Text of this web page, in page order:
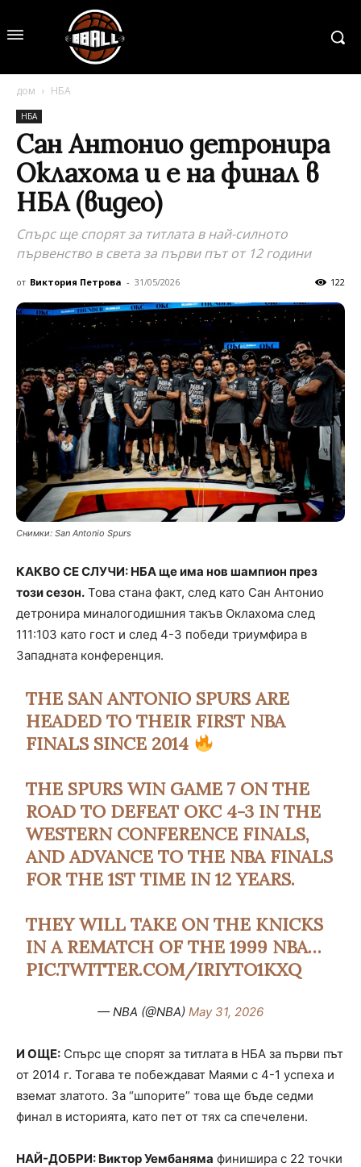
дом НБА
НБА
Сан Антонио детронира
Оклахома и е на финал в
НБА (видео)
Спърс ще спорят за титлата в най-силното
първенство в света за първи път от 12 години
от Виктория Петрова - 31/05/2026 122
Снимки: San Antonio Spurs
КАКВО СЕ СЛУЧИ: НБА ще има нов шампион през
този сезон. Това стана факт, след като Сан Антонио
детронира миналогодишния такъв Оклахома след
111:103 като гост и след 4-3 победи триумфира в
Западната конференция.
THE SAN ANTONIO SPURS ARE
HEADED TO THEIR FIRST NBA
FINALS SINCE 2014
THE SPURS WIN GAME 7 ON THE
ROAD TO DEFEAT OKC 4-3 IN THE
WESTERN CONFERENCE FINALS,
AND ADVANCE TO THE NBA FINALS
FOR THE 1ST TIME IN 12 YEARS.
THEY WILL TAKE ON THE KNICKS
IN A REMATCH OF THE 1999 NBA…
PIC.TWITTER.COM/IRIYTO1KXQ
— NBA (@NBA) May 31, 2026
И ОЩЕ: Спърс ще спорят за титлата в НБА за първи път
от 2014 г. Тогава те побеждават Маями с 4-1 успеха и
вземат златото. За “шпорите” това ще бъде седми
финал в историята, като пет от тях са спечелени.
НАЙ-ДОБРИ: Виктор Уембаняма финишира с 22 точки